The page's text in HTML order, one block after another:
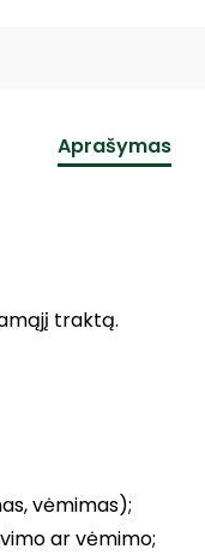
Aprašymas
traktą.
vėmimas);
ar vėmimo;